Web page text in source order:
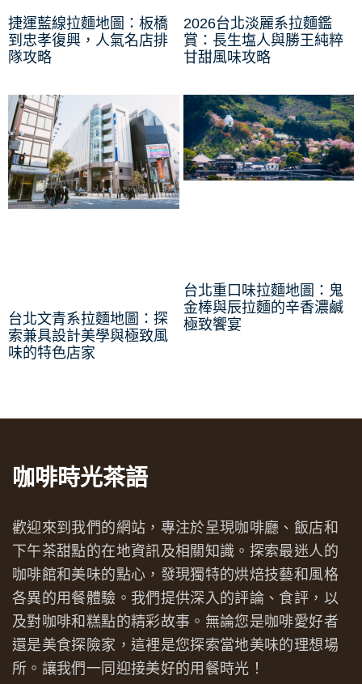
捷運藍線拉麵地圖：板橋
到忠孝復興，人氣名店排
隊攻略
2026台北淡麗系拉麵鑑
賞：長生塩人與勝王純粹
甘甜風味攻略
台北文青系拉麵地圖：探
索兼具設計美學與極致風
味的特色店家
台北重口味拉麵地圖：鬼
金棒與辰拉麵的辛香濃鹹
極致饗宴
咖啡時光茶語
歡迎來到我們的網站，專注於呈現咖啡廳、飯店和
下午茶甜點的在地資訊及相關知識。探索最迷人的
咖啡館和美味的點心，發現獨特的烘焙技藝和風格
各異的用餐體驗。我們提供深入的評論、食評，以
及對咖啡和糕點的精彩故事。無論您是咖啡愛好者
還是美食探險家，這裡是您探索當地美味的理想場
所。讓我們一同迎接美好的用餐時光！